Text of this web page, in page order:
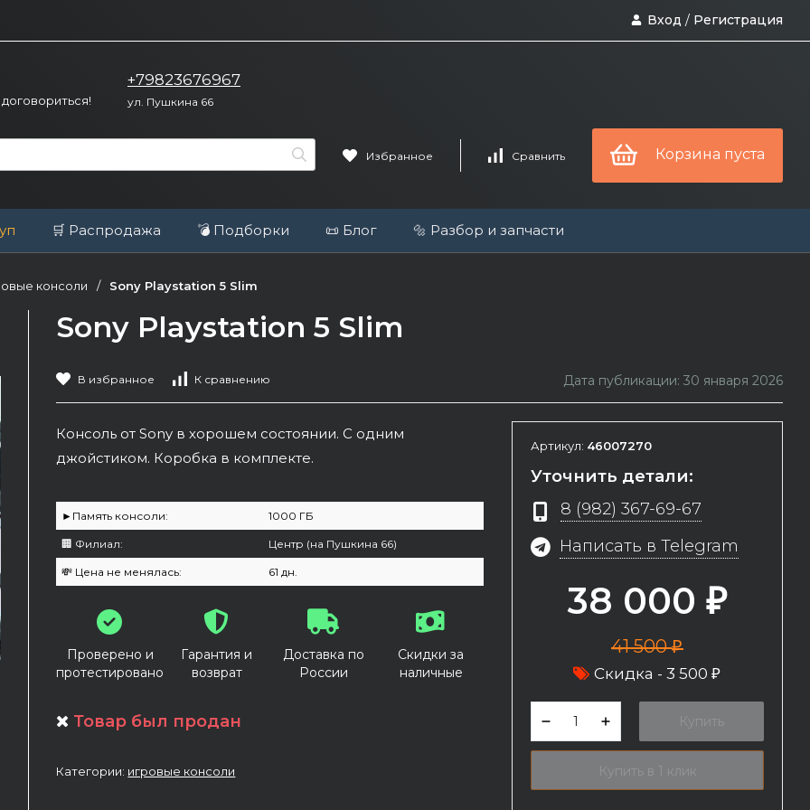
Вход / Регистрация
+79823676967
ул. Пушкина 66
Избранное Сравнить Корзина пуста
🛒 Распродажа 💣 Подборки 📜 Блог 🔩 Разбор и запчасти
консоли / Sony Playstation 5 Slim
Sony Playstation 5 Slim
В избранное К сравнению Дата публикации: 30 января 2026
Консоль от Sony в хорошем состоянии. С одним
джойстиком. Коробка в комплекте.
►Память консоли: 1000 ГБ
🏢 Филиал: Центр (на Пушкина 66)
💸 Цена не менялась: 61 дн.
Проверено и
протестировано
Гарантия и
возврат
Доставка по
России
Скидки за
наличные
Товар был продан
Категории: игровые консоли
Артикул: 46007270
Уточнить детали:
8 (982) 367-69-67
Написать в Telegram
38 000 ₽
41 500₽
Скидка - 3 500 ₽
Купить
Купить в 1 клик